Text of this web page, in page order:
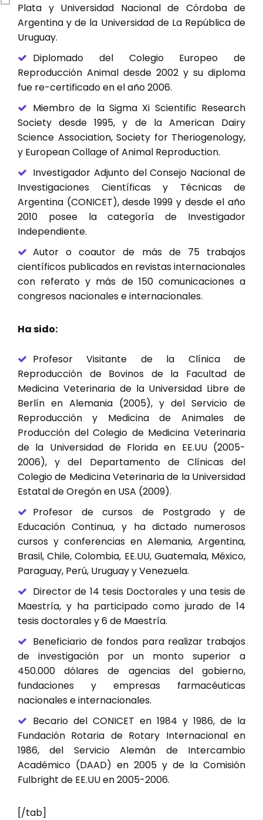
Plata y Universidad Nacional de Córdoba de
Argentina y de la Universidad de La República de
Uruguay.
Diplomado del Colegio Europeo de
Reproducción Animal desde 2002 y su diploma
fue re-certificado en el año 2006.
Miembro de la Sigma Xi Scientific Research
Society desde 1995, y de la American Dairy
Science Association, Society for Theriogenology,
y European Collage of Animal Reproduction.
Investigador Adjunto del Consejo Nacional de
Investigaciones Científicas y Técnicas de
Argentina (CONICET), desde 1999 y desde el año
2010 posee la categoría de Investigador
Independiente.
Autor o coautor de más de 75 trabajos
científicos publicados en revistas internacionales
con referato y más de 150 comunicaciones a
congresos nacionales e internacionales.
Ha sido:
Profesor Visitante de la Clínica de
Reproducción de Bovinos de la Facultad de
Medicina Veterinaria de la Universidad Libre de
Berlín en Alemania (2005), y del Servicio de
Reproducción y Medicina de Animales de
Producción del Colegio de Medicina Veterinaria
de la Universidad de Florida en EE.UU (2005-
2006), y del Departamento de Clínicas del
Colegio de Medicina Veterinaria de la Universidad
Estatal de Oregón en USA (2009).
Profesor de cursos de Postgrado y de
Educación Continua, y ha dictado numerosos
cursos y conferencias en Alemania, Argentina,
Brasil, Chile, Colombia, EE.UU, Guatemala, México,
Paraguay, Perú, Uruguay y Venezuela.
Director de 14 tesis Doctorales y una tesis de
Maestría, y ha participado como jurado de 14
tesis doctorales y 6 de Maestría.
Beneficiario de fondos para realizar trabajos
de investigación por un monto superior a
450.000 dólares de agencias del gobierno,
fundaciones y empresas farmacéuticas
nacionales e internacionales.
Becario del CONICET en 1984 y 1986, de la
Fundación Rotaria de Rotary Internacional en
1986, del Servicio Alemán de Intercambio
Académico (DAAD) en 2005 y de la Comisión
Fulbright de EE.UU en 2005-2006.
[/tab]